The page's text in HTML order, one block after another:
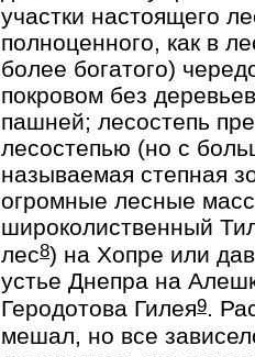
участки настоящего
полноценного, как в
более богатого)
покровом без
пашней; лесостепь
лесостепью (но с
называемая степная
огромные лесные
широколиственный
лес8) на Хопре или
устье Днепра на
Геродотова Гилея9.
мешал, но все